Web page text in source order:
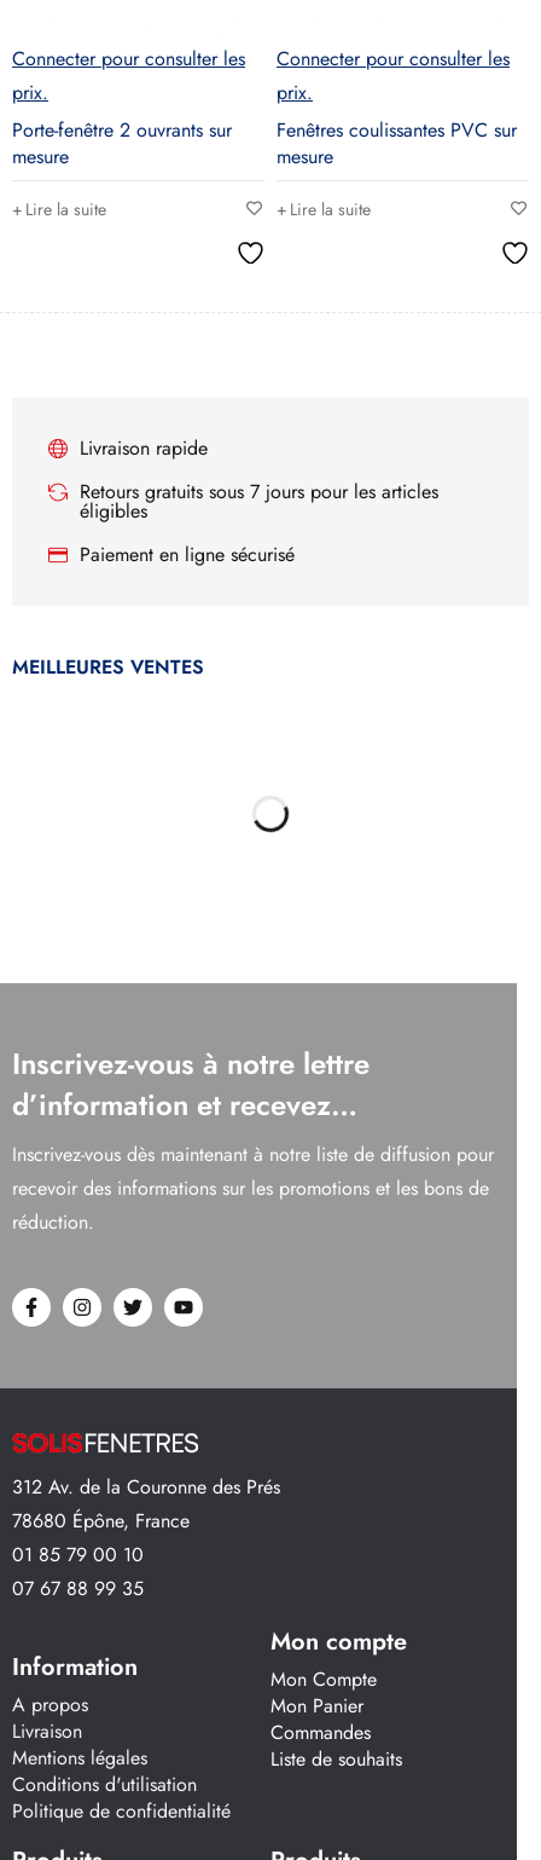
Livraison rapide
Retours gratuits sous 7 jours pour les articles
éligibles
Paiement en ligne sécurisé
MEILLEURES VENTES
Connecter pour consulter les
prix.
Porte-fenêtre 2 ouvrants sur
mesure
Lire la suite
Connecter pour consulter les
prix.
Fenêtres coulissantes PVC sur
mesure
Lire la suite
Inscrivez-vous à notre lettre
d’information et recevez…
Inscrivez-vous dès maintenant à notre liste de diffusion pour
recevoir des informations sur les promotions et les bons de
réduction.
312 Av. de la Couronne des Prés
78680 Épône, France
01 85 79 00 10
07 67 88 99 35
Information
A propos
Livraison
Mentions légales
Conditions d'utilisation
Politique de confidentialité
Mon compte
Mon Compte
Mon Panier
Commandes
Liste de souhaits